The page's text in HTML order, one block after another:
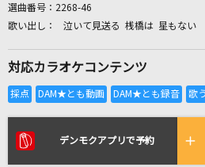
全国りれき
リアルタイムで歌われ
選曲番号： 2268-46
泣いて見送る 桟橋は 星もない
対応カラオケコンテンツ
デンモクアプリで予約